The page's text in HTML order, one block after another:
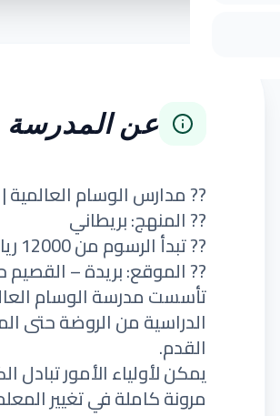
عن المدرسة
?? مدارس الوسام العالمية
?? المنهج: بريطاني
?? تبدأ الرسوم من 12000 ريال
?? الموقع: بريدة – القصيم
الدراسية من الروضة حتى
القدم.
يمكن لأولياء الأمور تبادل
مرونة كاملة في تغيير